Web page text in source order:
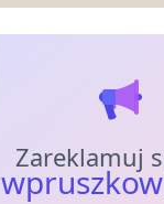
Zareklamuj